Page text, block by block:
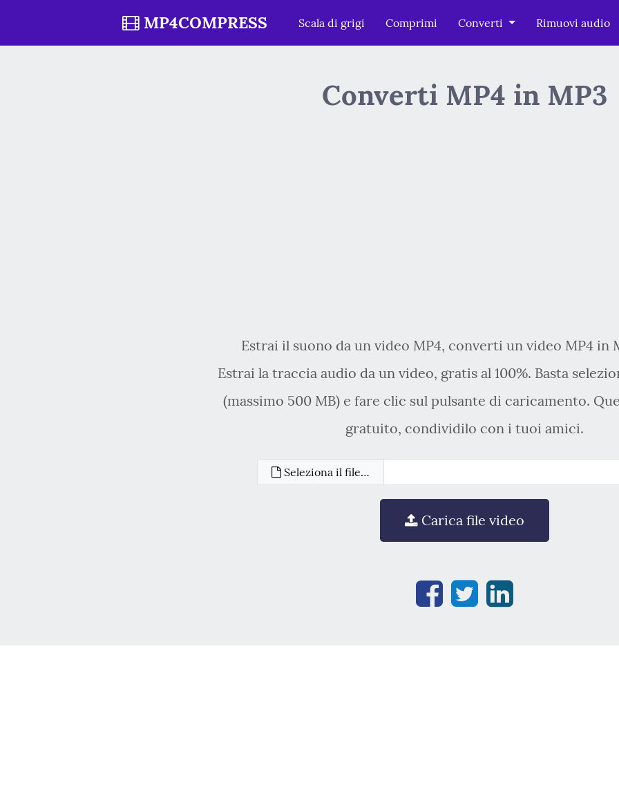
MP4COMPRESS Scala di grigi Comprimi Converti Rimuovi audio
Converti MP4 in MP3
Estrai il suono da un video MP4, converti un video MP4 in
Estrai la traccia audio da un video, gratis al 100%. Basta
(massimo 500 MB) e fare clic sul pulsante di caricamento.
gratuito, condividilo con i tuoi amici.
Seleziona il file…
Carica file video